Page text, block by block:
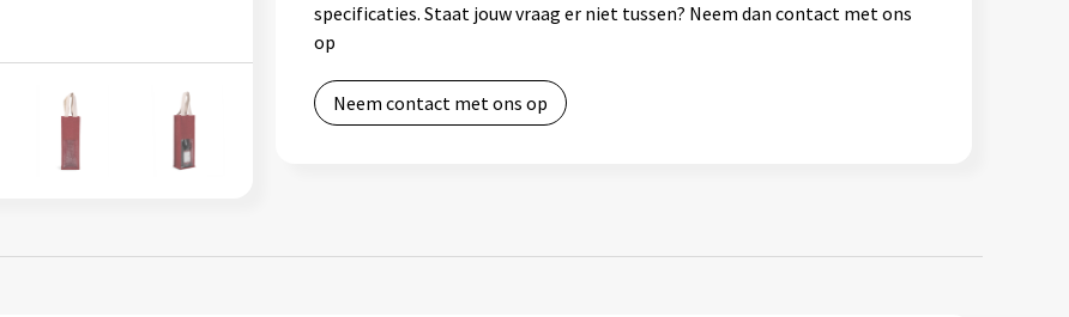
specificaties. Staat jouw vraag er niet tussen? Neem dan contact met ons
op
Neem contact met ons op